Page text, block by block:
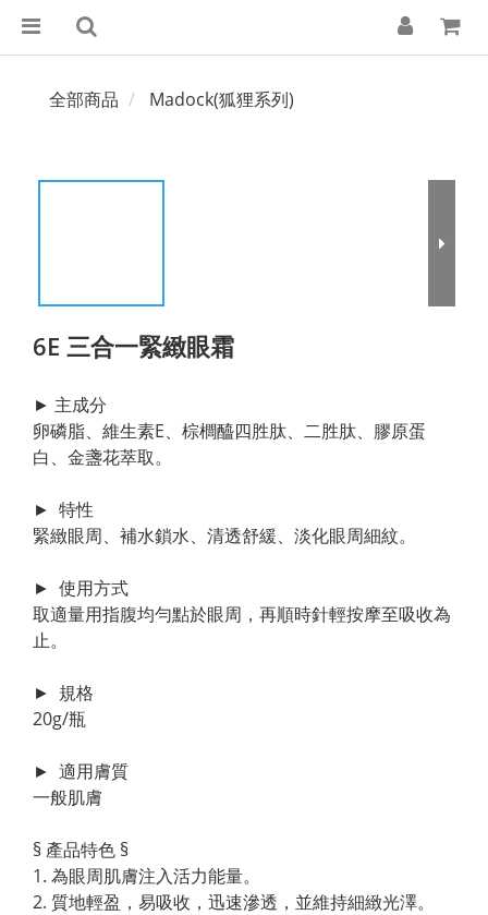
全部商品 Madock(狐狸系列)
6E 三合一緊緻眼霜
► 主成分
卵磷脂、維生素E、棕櫚醯四胜肽、二胜肽、膠原蛋
白、金盞花萃取。
►  特性
緊緻眼周、補水鎖水、清透舒緩、淡化眼周細紋。
►  使用方式
取適量用指腹均勻點於眼周，再順時針輕按摩至吸收為
止。
►  規格
20g/瓶
►  適用膚質
一般肌膚
§ 產品特色 §
1. 為眼周肌膚注入活力能量。
2. 質地輕盈，易吸收，迅速滲透，並維持細緻光澤。